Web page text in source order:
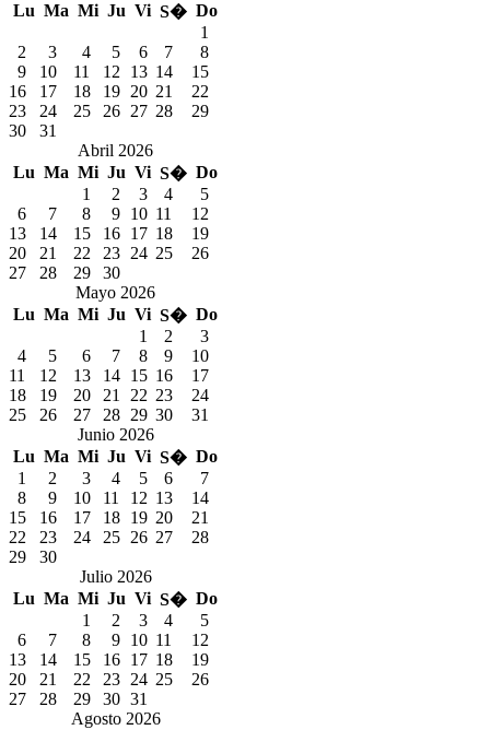
Lu Ma Mi Ju Vi S� Do
1
2
3 4 5 6 7
8
9
10 11 12 13 14
15
16
17 18 19 20 21
22
23
24 25 26 27 28
29
30
31
Abril 2026
Lu Ma Mi Ju Vi S� Do
1
2 3 4
5
6
7 8 9 10 11
12
13
14 15 16 17 18
19
20
21 22 23 24 25
26
27
28 29
30
Mayo 2026
Lu Ma Mi Ju Vi S� Do
1
2
3
4
5 6 7 8 9
10
11
12 13 14 15 16
17
18
19 20 21 22 23
24
25
26 27 28 29 30
31
Junio 2026
Lu Ma Mi Ju Vi S� Do
1
2 3 4 5 6
7
8
9 10 11 12 13
14
15
16 17 18 19 20
21
22
23 24 25 26 27
28
29
30
Julio 2026
Lu Ma Mi Ju Vi S� Do
1
2 3 4
5
6
7 8 9 10 11
12
13
14 15 16 17 18
19
20
21 22 23 24 25
26
27
28 29 30 31
Agosto 2026